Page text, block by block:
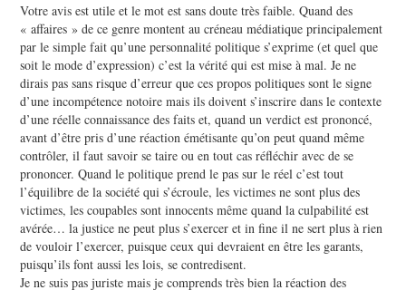
Votre avis est utile et le mot est sans doute très faible. Quand des
« affaires » de ce genre montent au créneau médiatique principalement
par le simple fait qu’une personnalité politique s’exprime (et quel que
soit le mode d’expression) c’est la vérité qui est mise à mal. Je ne
dirais pas sans risque d’erreur que ces propos politiques sont le signe
d’une incompétence notoire mais ils doivent s’inscrire dans le contexte
d’une réelle connaissance des faits et, quand un verdict est prononcé,
avant d’être pris d’une réaction émétisante qu’on peut quand même
contrôler, il faut savoir se taire ou en tout cas réfléchir avec de se
prononcer. Quand le politique prend le pas sur le réel c’est tout
l’équilibre de la société qui s’écroule, les victimes ne sont plus des
victimes, les coupables sont innocents même quand la culpabilité est
avérée… la justice ne peut plus s’exercer et in fine il ne sert plus à rien
de vouloir l’exercer, puisque ceux qui devraient en être les garants,
puisqu’ils font aussi les lois, se contredisent.
Je ne suis pas juriste mais je comprends très bien la réaction des